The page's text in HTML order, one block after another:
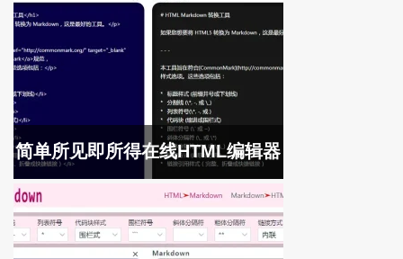
简单所见即所得在线HTML编辑器